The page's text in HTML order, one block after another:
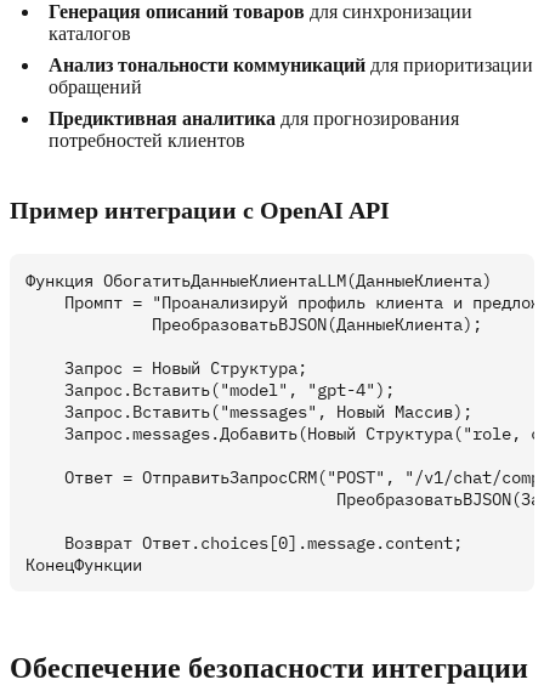
Генерация описаний товаров для синхронизации
каталогов
Анализ тональности коммуникаций для приоритизации
обращений
Предиктивная аналитика для прогнозирования
потребностей клиентов
Пример интеграции с OpenAI API
Функция ОбогатитьДанныеКлиентаLLM(ДанныеКлиента)
Промпт = "Проанализируй профиль клиента и
             ПреобразоватьВJSON(ДанныеКлиента);
    Запрос = Новый Структура;
    Запрос.Вставить("model", "gpt-4");
    Запрос.Вставить("messages", Новый Массив);
Запрос.messages.Добавить(Новый Структура("role,
Ответ = ОтправитьЗапросCRM("POST", "/v1/chat/
    Возврат Ответ.choices[0].message.content;
Обеспечение безопасности интеграции